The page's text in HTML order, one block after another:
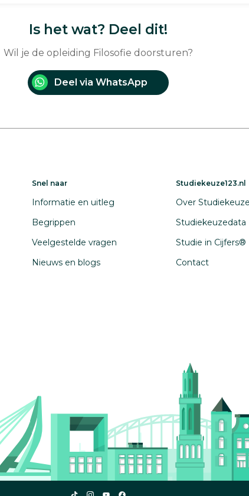
Is het wat? Deel dit!
Wil je de opleiding Filosofie doorsturen?
Deel via WhatsApp
Snel naar
Informatie en uitleg
Begrippen
Veelgestelde vragen
Nieuws en blogs
Studiekeuze123.nl
Over
Studiekeuzedata
Studie in Cijfers®
Contact
Studiekeuze123
Studiekeuze123
Studiekeuze123
Studiekeuze123